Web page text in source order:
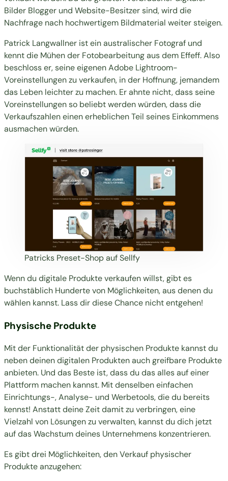
Bilder Blogger und Website-Besitzer sind, wird die
Nachfrage nach hochwertigem Bildmaterial weiter steigen.
Patrick Langwallner ist ein australischer Fotograf und
kennt die Mühen der Fotobearbeitung aus dem Effeff. Also
beschloss er, seine eigenenAdobe Lightroom-
Voreinstellungen zu verkaufen, in der Hoffnung, jemandem
das Leben leichter zu machen. Er ahnte nicht, dass seine
Voreinstellungen so beliebt werden würden, dass die
Verkaufszahlen einen erheblichen Teil seines Einkommens
ausmachen würden.
Patricks Preset-Shop auf Sellfy
Wenn du digitale Produkte verkaufen willst, gibt es
buchstäblich Hunderte von Möglichkeiten, aus denen du
wählen kannst. Lass dir diese Chance nicht entgehen!
Physische Produkte
Mit der Funktionalität der physischen Produkte kannst du
neben deinen digitalen Produkten auch greifbare Produkte
anbieten. Und das Beste ist, dass du das alles auf einer
Plattform machen kannst. Mit denselben einfachen
Einrichtungs-, Analyse- und Werbetools, die du bereits
kennst! Anstatt deine Zeit damit zu verbringen, eine
Vielzahl von Lösungen zu verwalten, kannst du dich jetzt
auf das Wachstum deines Unternehmens konzentrieren.
Es gibt drei Möglichkeiten, den Verkauf physischer
Produkte anzugehen: